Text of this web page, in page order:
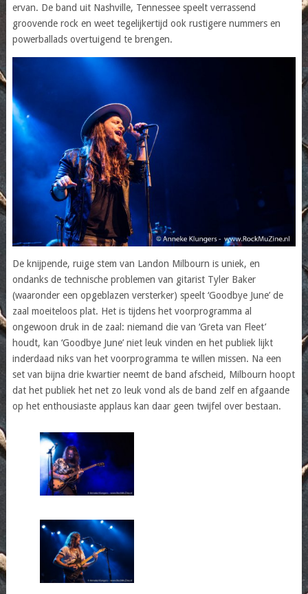
ervan. De band uit Nashville, Tennessee speelt verrassend
groovende rock en weet tegelijkertijd ook rustigere nummers en
powerballads overtuigend te brengen.
De knijpende, ruige stem van Landon Milbourn is uniek, en
ondanks de technische problemen van gitarist Tyler Baker
(waaronder een opgeblazen versterker) speelt ‘Goodbye June’ de
zaal moeiteloos plat. Het is tijdens het voorprogramma al
ongewoon druk in de zaal: niemand die van ‘Greta van Fleet’
houdt, kan ‘Goodbye June’ niet leuk vinden en het publiek lijkt
inderdaad niks van het voorprogramma te willen missen. Na een
set van bijna drie kwartier neemt de band afscheid, Milbourn hoopt
dat het publiek het net zo leuk vond als de band zelf en afgaande
op het enthousiaste applaus kan daar geen twijfel over bestaan.